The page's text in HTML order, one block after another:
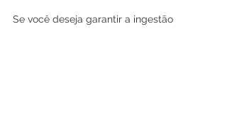
Se você deseja garantir a ingestão